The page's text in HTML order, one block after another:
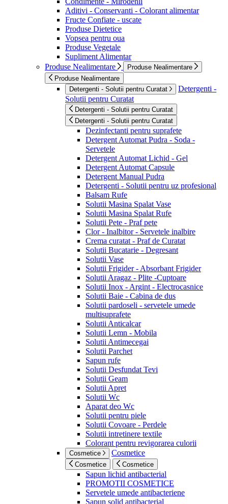
Aditivi - Conservanti - Colorant alimentar
Fructe Confiate - uscate
Produse Dietetice
Vopsea pentru oua
Produse Vegetale
Supliment Alimentar
Produse Nealimentare
Produse Nealimentare
Produse Nealimentare
Detergenti - Solutii pentru Curatat
Detergenti -
Solutii pentru Curatat
Detergenti - Solutii pentru Curatat
Detergenti - Solutii pentru Curatat
Dezinfectanti pentru suprafete
Detergent Automat Pudra - Soda -
Servetele
Detergent Automat Lichid - Gel
Detergent Automat Capsule
Detergent Manual Pudra
Detergenti - Solutii pentru uz profesional
Balsam Rufe
Solutii Masina Spalat Vase
Solutii Masina Spalat Rufe
Solutii Pete - Praf pete
Clor - Inalbitor - Servetele inalbire
Crema curatat - Praf de Curatat
Solutii Bucatarie - Degresant
Solutii Vase
Solutii Frigider - Absorbant Frigider
Solutii Aragaz - Plite -Cuptoare
Solutii Inox - Argint - Electrocasnice
Solutii Baie - Cabina de dus
Solutii pardoseli - servetele umede
multisuprafete
Solutii Anticalcar
Solutii Lemn - Mobila
Solutii Antimecegai
Solutii Parchet
Sapun rufe
Solutii Desfundat Tevi
Solutii Geam
Solutii Apret
Solutii Wc
Aparat deo Wc
Solutii pentru piele
Solutii Covoare - Perdele
Solutii intretinere textile
Colorant pentru revigorarea culorii
Cosmetice Cosmetice
Cosmetice Cosmetice
Sapun lichid antibacterial
PROMOTII COSMETICE
Servetele umede antibacteriene
Sapun solid antibacterial